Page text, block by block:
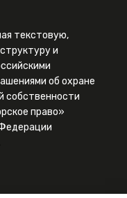
текстовую,
и
об охране
собственности
право»